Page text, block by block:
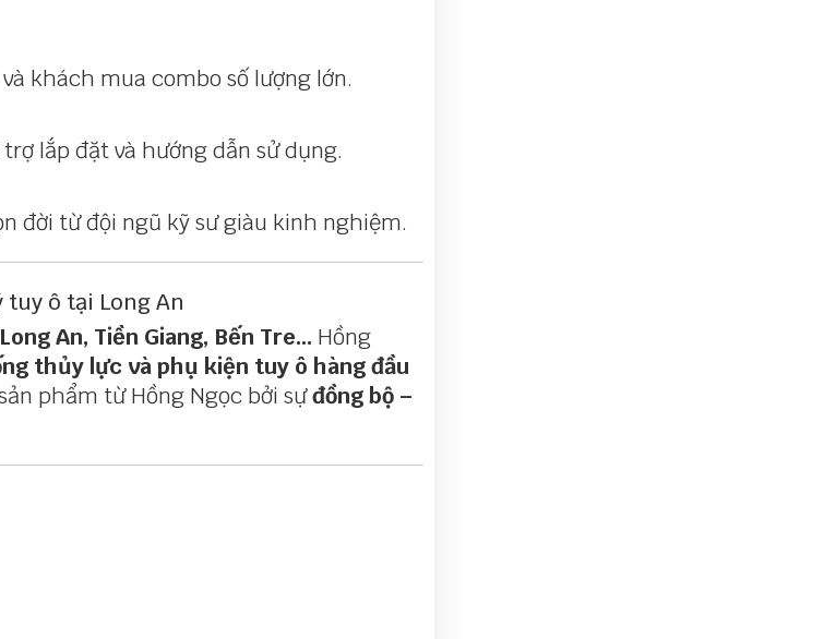
khách mua combo số lượng lớn.
lắp đặt và hướng dẫn sử dụng.
đời từ đội ngũ kỹ sư giàu kinh nghiệm.
tuy ô tại Long An
Long An, Tiền Giang, Bến Tre... Hồng
thủy lực và phụ kiện tuy ô hàng đầu
phẩm từ Hồng Ngọc bởi sựđồng bộ –